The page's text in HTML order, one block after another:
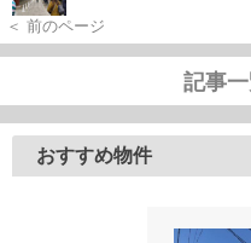
＜ 前のページ
記事
おすすめ物件